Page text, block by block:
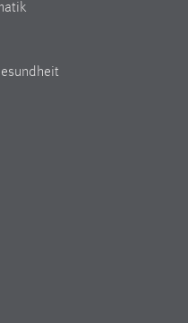
Drittanbietern
über Websites